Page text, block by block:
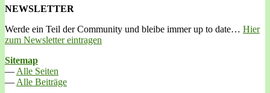
NEWSLETTER
Werde ein Teil der Community und bleibe immer up to date… Hier
zum Newsletter eintragen
Sitemap
— Alle Seiten
— Alle Beiträge